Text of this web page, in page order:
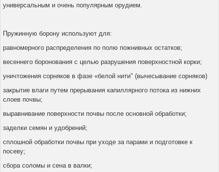
универсальным и очень популярным орудием.
Пружинную борону используют для:
равномерного распределения по полю пожнивных остатков;
весеннего боронования с целью разрушения поверхностной корки;
уничтожения сорняков в фазе «белой нити" (вычесывание сорняков)
закрытие влаги путем прерывания капиллярного потока из нижних
слоев почвы;
выравнивание поверхности почвы после основной обработки;
заделки семян и удобрений;
сплошной обработки почвы при уходе за парами и подготовке к
посеву;
сбора соломы и сена в валки;